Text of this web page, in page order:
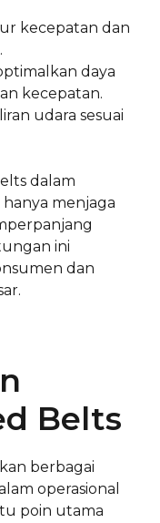
kecepatan dan
daya
kecepatan.
udara sesuai
dalam
menjaga
ini
dan
Belts
berbagai
operasional
poin utama